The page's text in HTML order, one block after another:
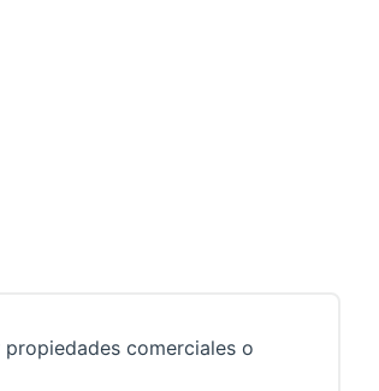
comerciales o